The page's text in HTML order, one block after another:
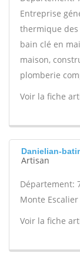
Entreprise
thermique
bain clé en
maison,
plomberie
Voir la fiche
Danielian-
Artisan
Département:
Monte Escalier
Voir la fiche